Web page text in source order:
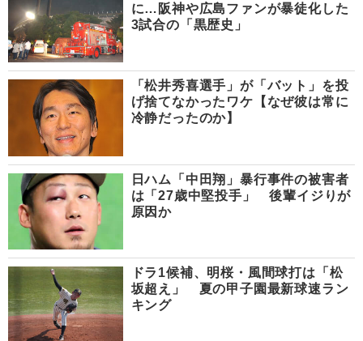
に…阪神や広島ファンが暴徒化した
3試合の「黒歴史」
「松井秀喜選手」が「バット」を投
げ捨てなかったワケ【なぜ彼は常に
冷静だったのか】
日ハム「中田翔」暴行事件の被害者
は「27歳中堅投手」 後輩イジりが
原因か
ドラ1候補、明桜・風間球打は「松
坂超え」 夏の甲子園最新球速ラン
キング